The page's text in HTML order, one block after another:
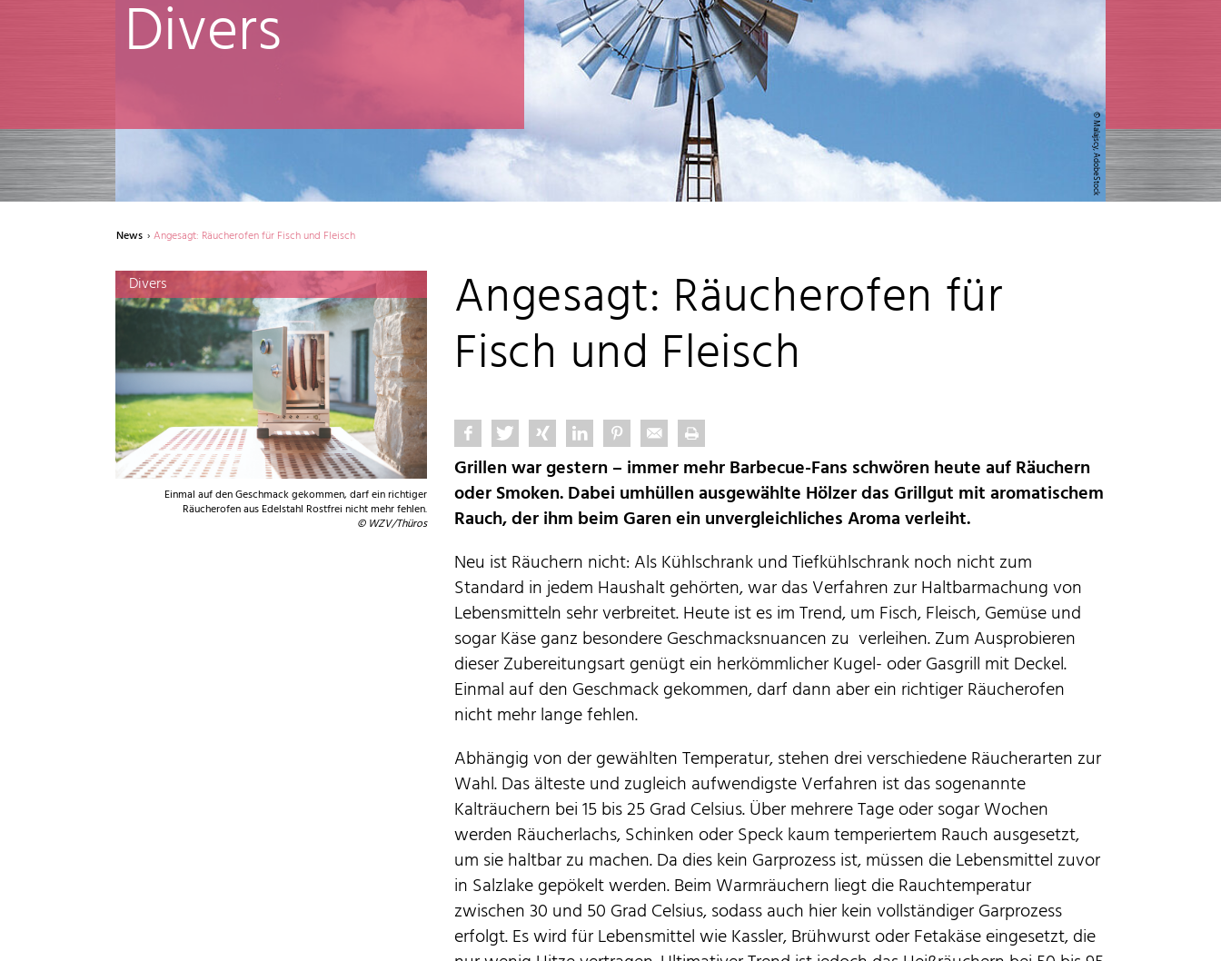
© Malajscy, AdobeStock
Divers
News Angesagt: Räucherofen für Fisch und Fleisch
Divers
Einmal auf den Geschmack gekommen, darf ein richtiger
Räucherofen aus Edelstahl Rostfrei nicht mehr fehlen.
© WZV/Thüros
Angesagt: Räucherofen für
Fisch und Fleisch
Grillen war gestern – immer mehr Barbecue-Fans schwören heute auf Räuchern
oder Smoken. Dabei umhüllen ausgewählte Hölzer das Grillgut mit aromatischem
Rauch, der ihm beim Garen ein unvergleichliches Aroma verleiht.
Neu ist Räuchern nicht: Als Kühlschrank und Tiefkühlschrank noch nicht zum
Standard in jedem Haushalt gehörten, war das Verfahren zur Haltbarmachung von
Lebensmitteln sehr verbreitet. Heute ist es im Trend, um Fisch, Fleisch, Gemüse und
sogar Käse ganz besondere Geschmacksnuancen zu verleihen. Zum Ausprobieren
dieser Zubereitungsart genügt ein herkömmlicher Kugel- oder Gasgrill mit Deckel.
Einmal auf den Geschmack gekommen, darf dann aber ein richtiger Räucherofen
nicht mehr lange fehlen.
Abhängig von der gewählten Temperatur, stehen drei verschiedene Räucherarten zur
Wahl. Das älteste und zugleich aufwendigste Verfahren ist das sogenannte
Kalträuchern bei 15 bis 25 Grad Celsius. Über mehrere Tage oder sogar Wochen
werden Räucherlachs, Schinken oder Speck kaum temperiertem Rauch ausgesetzt,
um sie haltbar zu machen. Da dies kein Garprozess ist, müssen die Lebensmittel zuvor
in Salzlake gepökelt werden. Beim Warmräuchern liegt die Rauchtemperatur
zwischen 30 und 50 Grad Celsius, sodass auch hier kein vollständiger Garprozess
erfolgt. Es wird für Lebensmittel wie Kassler, Brühwurst oder Fetakäse eingesetzt, die